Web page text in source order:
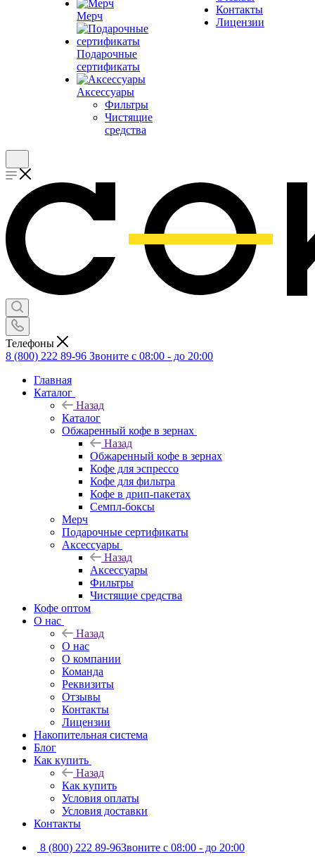
Мерч
Подарочные
сертификаты
Аксессуары
Фильтры
Чистящие
средства
Контакты
Лицензии
Телефоны
8 (800) 222 89-96 Звоните с 08:00 - до 20:00
Главная
Каталог
Назад
Каталог
Обжаренный кофе в зернах
Назад
Обжаренный кофе в зернах
Кофе для эспрессо
Кофе для фильтра
Кофе в дрип-пакетах
Семпл-боксы
Мерч
Подарочные сертификаты
Аксессуары
Назад
Аксессуары
Фильтры
Чистящие средства
Кофе оптом
О нас
Назад
О нас
О компании
Команда
Реквизиты
Отзывы
Контакты
Лицензии
Накопительная система
Блог
Как купить
Назад
Как купить
Условия оплаты
Условия доставки
Контакты
8 (800) 222 89-96Звоните с 08:00 - до 20:00